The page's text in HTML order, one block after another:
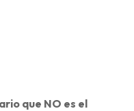
que NO es el